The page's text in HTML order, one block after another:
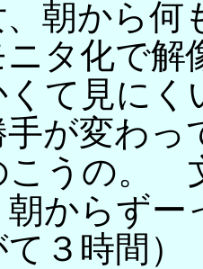
朝から何
タ化で解
くて見にく
が変わっ
こうの。
朝からず
て３時間）